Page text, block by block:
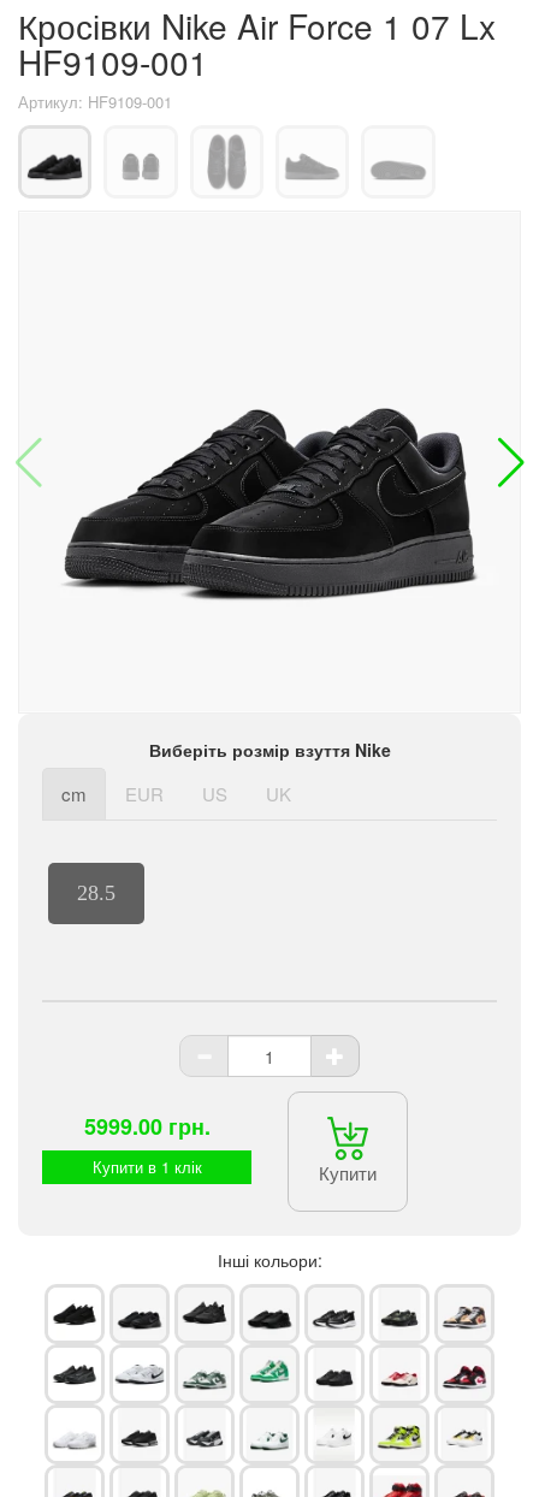
Кросівки Nike Air Force 1 07 Lx
HF9109-001
Артикул: HF9109-001
Виберіть розмір взуття Nike
cm EUR US UK
28.5
5999.00 грн.
Купити в 1 клік Купити
Інші кольори: